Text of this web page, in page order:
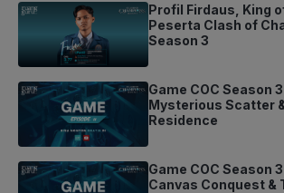
Profil Firdaus, King
Peserta Clash of
Season 3
Game COC Season 3
Mysterious Scatter
Residence
Game COC Season
Canvas Conquest &